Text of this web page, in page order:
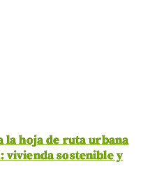
la hoja de ruta urbana
vivienda sostenible y